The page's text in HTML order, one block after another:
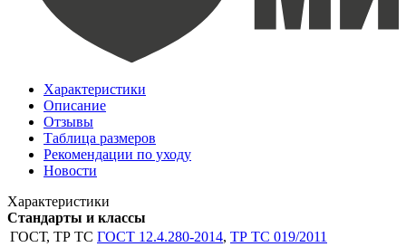
Характеристики
Описание
Отзывы
Таблица размеров
Рекомендации по уходу
Новости
Характеристики
Стандарты и классы
ГОСТ, ТР ТС ГОСТ 12.4.280-2014, ТР ТС 019/2011